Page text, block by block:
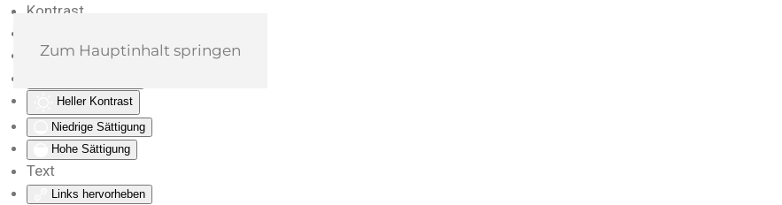
Kontrast
Monochrom
Heller Kontrast
Niedrige Sättigung
Hohe Sättigung
Text
Links hervorheben
Zum Hauptinhalt springen